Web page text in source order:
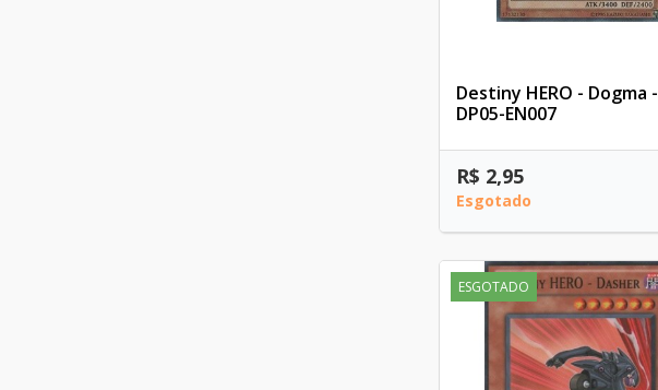
Destiny HERO - Dogma -
DP05-EN007
R$ 2,95
Esgotado
ESGOTADO